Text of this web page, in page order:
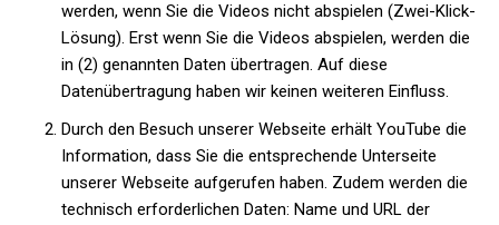
werden, wenn Sie die Videos nicht abspielen (Zwei-Klick-
Lösung). Erst wenn Sie die Videos abspielen, werden die
in (2) genannten Daten übertragen. Auf diese
Datenübertragung haben wir keinen weiteren Einfluss.
Durch den Besuch unserer Webseite erhält YouTube die
Information, dass Sie die entsprechende Unterseite
unserer Webseite aufgerufen haben. Zudem werden die
technisch erforderlichen Daten: Name und URL der